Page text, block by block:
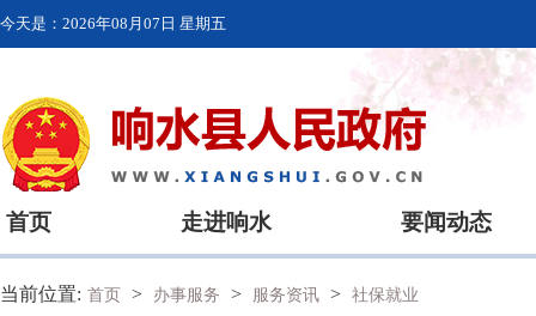
今天是： 2026年08月07日 星期五
首页 走进响水 要闻动态
当前位置: 首页 > 办事服务 > 服务资讯 > 社保就业